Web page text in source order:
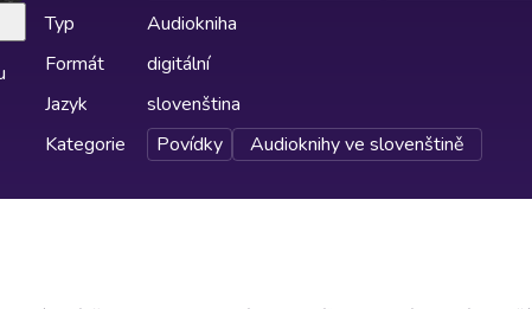
Typ
Audiokniha
Formát
digitální
Jazyk
slovenština
Kategorie
Povídky Audioknihy ve slovenštině